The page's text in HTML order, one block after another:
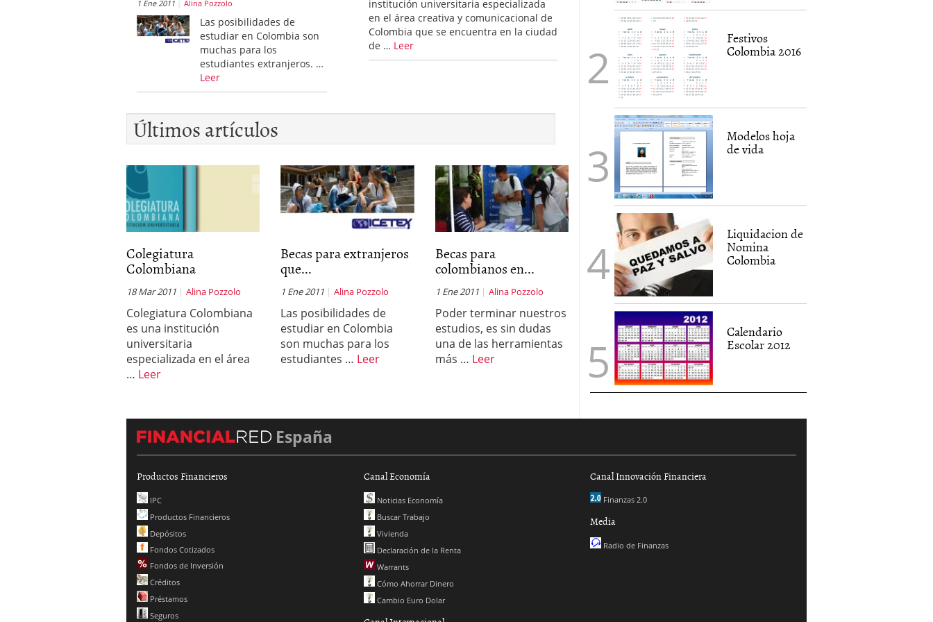
1 Ene 2011 Alina Pozzolo
Las posibilidades de
estudiar en Colombia son
muchas para los
estudiantes extranjeros. …
Leer
institución universitaria especializada
en el área creativa y comunicacional de
Colombia que se encuentra en la ciudad
de … Leer
Últimos artículos
Colegiatura
Colombiana
18 Mar 2011 Alina Pozzolo
Colegiatura Colombiana
es una institución
universitaria
especializada en el área
… Leer
Becas para extranjeros
que...
1 Ene 2011 Alina Pozzolo
Las posibilidades de
estudiar en Colombia
son muchas para los
estudiantes … Leer
Becas para
colombianos en...
1 Ene 2011 Alina Pozzolo
Poder terminar nuestros
estudios, es sin dudas
una de las herramientas
más … Leer
Festivos
Colombia 2016
Modelos hoja
de vida
Liquidacion de
Nomina
Colombia
Calendario
Escolar 2012
España
Productos Financieros
IPC
Productos Financieros
Depósitos
Fondos Cotizados
Fondos de Inversión
Créditos
Préstamos
Seguros
Canal Economía
Noticias Economía
Buscar Trabajo
Vivienda
Declaración de la Renta
Warrants
Cómo Ahorrar Dinero
Cambio Euro Dolar
Canal Innovación Financiera
Finanzas 2.0
Media
Radio de Finanzas